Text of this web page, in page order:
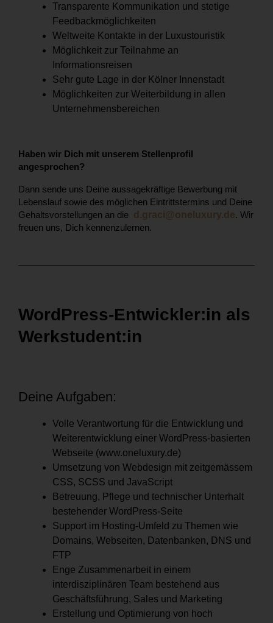
Transparente Kommunikation und stetige
Feedbackmöglichkeiten
Weltweite Kontakte in der Luxustouristik
Möglichkeit zur Teilnahme an
Informationsreisen
Sehr gute Lage in der Kölner Innenstadt
Möglichkeiten zur Weiterbildung in allen
Unternehmensbereichen
Haben wir Dich mit unserem Stellenprofil
angesprochen?
Dann sende uns Deine aussagekräftige Bewerbung mit
Lebenslauf sowie des möglichen Eintrittstermins und Deine
Gehaltsvorstellungen an die d.graci@oneluxury.de. Wir
freuen uns, Dich kennenzulernen.
WordPress-Entwickler:in als
Werkstudent:in
Deine Aufgaben:
Volle Verantwortung für die Entwicklung und
Weiterentwicklung einer WordPress-basierten
Webseite (www.oneluxury.de)
Umsetzung von Webdesign mit zeitgemässem
CSS, SCSS und JavaScript
Betreuung, Pflege und technischer Unterhalt
bestehender WordPress-Seite
Support im Hosting-Umfeld zu Themen wie
Domains, Webseiten, Datenbanken, DNS und
FTP
Enge Zusammenarbeit in einem
interdisziplinären Team bestehend aus
Geschäftsführung, Sales und Marketing
Erstellung und Optimierung von hoch